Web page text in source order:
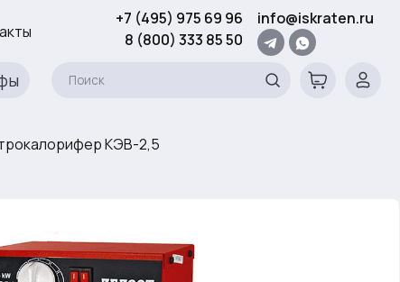
+7 (495) 975 69 96
8 (800) 333 85 50
info@iskraten.ru
КЭВ-2,5